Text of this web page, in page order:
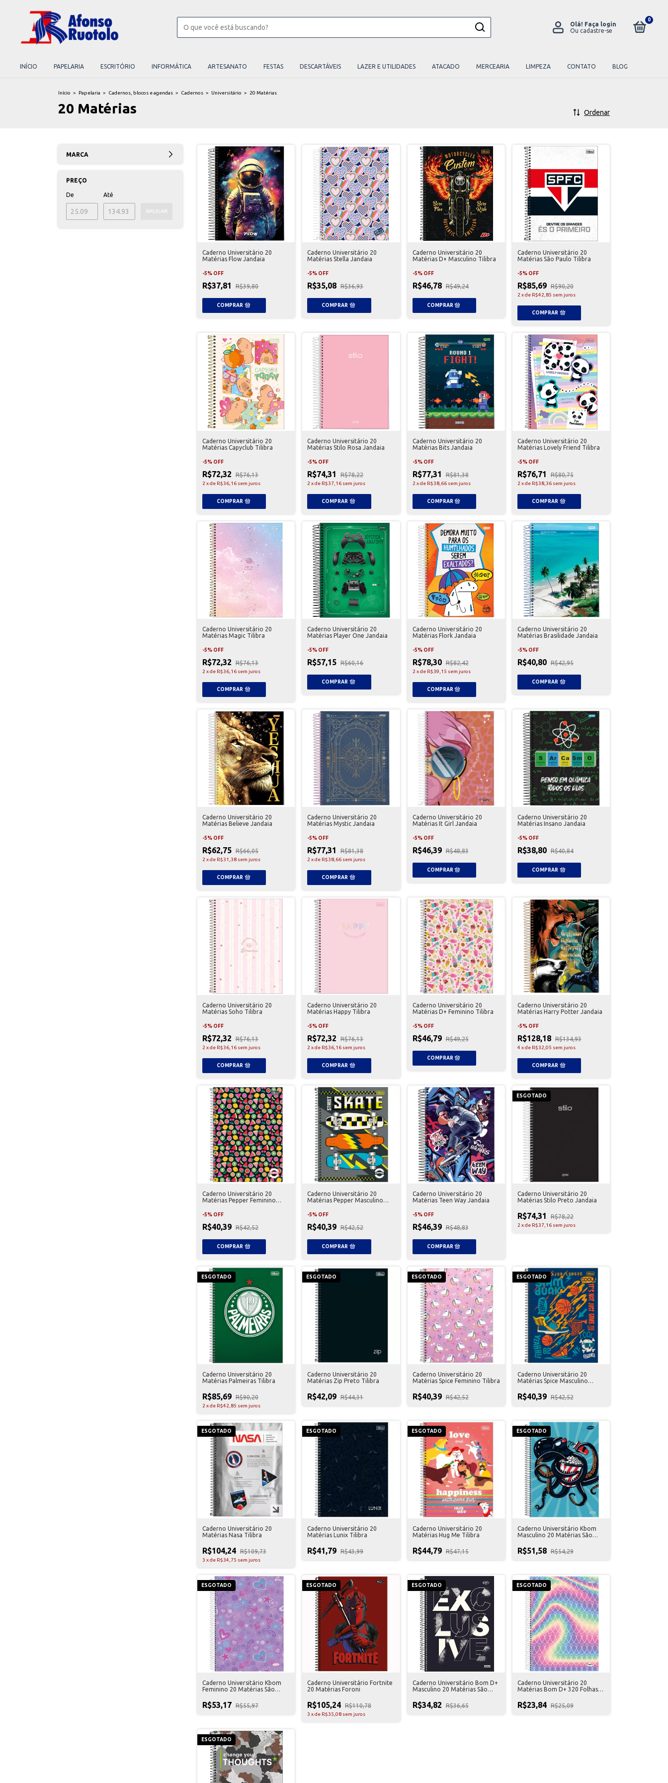
Olá! Faça login
Ou cadastre-se
0
INÍCIO PAPELARIA ESCRITÓRIO INFORMÁTICA ARTESANATO FESTAS DESCARTÁVEIS LAZER E UTILIDADES ATACADO MERCEARIA LIMPEZA CONTATO BLOG
Início > Papelaria > Cadernos, blocos e agendas > Cadernos > Universitário > 20 Matérias
20 Matérias Ordenar
MARCA
PREÇO
De Até
APLICAR
Caderno Universitário 20
Matérias Flow Jandaia
-5% OFF
R$37,81 R$39,80
Caderno Universitário 20
Matérias Stella Jandaia
-5% OFF
R$35,08 R$36,93
Caderno Universitário 20
Matérias D+ Masculino Tilibra
-5% OFF
R$46,78 R$49,24
Caderno Universitário 20
Matérias São Paulo Tilibra
-5% OFF
R$85,69 R$90,20
2 xde R$42,85 sem juros
Caderno Universitário 20
Matérias Capyclub Tilibra
-5% OFF
R$72,32 R$76,13
2 xde R$36,16 sem juros
Caderno Universitário 20
Matérias Stilo Rosa Jandaia
-5% OFF
R$74,31 R$78,22
2 xde R$37,16 sem juros
Caderno Universitário 20
Matérias Bits Jandaia
-5% OFF
R$77,31 R$81,38
2 xde R$38,66 sem juros
Caderno Universitário 20
Matérias Lovely Friend Tilibra
-5% OFF
R$76,71 R$80,75
2 xde R$38,36 sem juros
Caderno Universitário 20
Matérias Magic Tilibra
-5% OFF
R$72,32 R$76,13
2 xde R$36,16 sem juros
Caderno Universitário 20
Matérias Player One Jandaia
-5% OFF
R$57,15 R$60,16
Caderno Universitário 20
Matérias Flork Jandaia
-5% OFF
R$78,30 R$82,42
2 xde R$39,15 sem juros
Caderno Universitário 20
Matérias Brasilidade Jandaia
-5% OFF
R$40,80 R$42,95
Caderno Universitário 20
Matérias Believe Jandaia
-5% OFF
R$62,75 R$66,05
2 xde R$31,38 sem juros
Caderno Universitário 20
Matérias Mystic Jandaia
-5% OFF
R$77,31 R$81,38
2 xde R$38,66 sem juros
Caderno Universitário 20
Matérias It Girl Jandaia
-5% OFF
R$46,39 R$48,83
Caderno Universitário 20
Matérias Insano Jandaia
-5% OFF
R$38,80 R$40,84
Caderno Universitário 20
Matérias Soho Tilibra
-5% OFF
R$72,32 R$76,13
2xde R$36,16 sem juros
Caderno Universitário 20
Matérias Happy Tilibra
-5% OFF
R$72,32 R$76,13
2 xde R$36,16 sem juros
Caderno Universitário 20
Matérias D+ Feminino Tilibra
-5% OFF
R$46,79 R$49,25
Caderno Universitário 20
Matérias Harry Potter Jandaia
-5% OFF
R$128,18 R$134,93
4 xde R$32,05 sem juros
Caderno Universitário 20
Matérias Pepper Feminino
-5% OFF
R$40,39 R$42,52
Caderno Universitário 20
Matérias Pepper Masculino
-5% OFF
R$40,39 R$42,52
Caderno Universitário 20
Matérias Teen Way Jandaia
-5% OFF
R$46,39 R$48,83
ESGOTADO
Caderno Universitário 20
Matérias Stilo Preto Jandaia
R$74,31 R$78,22
2 xde R$37,16 sem juros
ESGOTADO
Caderno Universitário 20
Matérias Palmeiras Tilibra
R$85,69 R$90,20
2 xde R$42,85 sem juros
ESGOTADO
Caderno Universitário 20
Matérias Zip Preto Tilibra
R$42,09 R$44,31
ESGOTADO
Caderno Universitário 20
Matérias Spice Feminino Tilibra
R$40,39 R$42,52
ESGOTADO
Caderno Universitário 20
Matérias Spice Masculino
R$40,39 R$42,52
ESGOTADO
Caderno Universitário 20
Matérias Nasa Tilibra
R$104,24 R$109,73
3 xde R$34,75 sem juros
ESGOTADO
Caderno Universitário 20
Matérias Lunix Tilibra
R$41,79 R$43,99
ESGOTADO
Caderno Universitário 20
Matérias Hug Me Tilibra
R$44,79 R$47,15
ESGOTADO
Caderno Universitário Kbom
Masculino 20 Matérias São
R$51,58 R$54,29
ESGOTADO
Caderno Universitário Kbom
Feminino 20 Matérias São
R$53,17 R$55,97
ESGOTADO
Caderno Universitário Fortnite
20 Matérias Foroni
R$105,24 R$110,78
3 xde R$35,08 sem juros
ESGOTADO
Caderno Universitário Bom D+
Masculino 20 Matérias São
R$34,82 R$36,65
ESGOTADO
Caderno Universitário 20
Matérias Bom D+ 320 Folhas
R$23,84 R$25,09
ESGOTADO